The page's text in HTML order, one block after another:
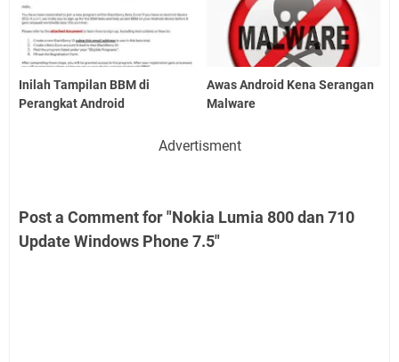
Inilah Tampilan BBM di
Perangkat Android
Awas Android Kena Serangan
Malware
Advertisment
Post a Comment for "Nokia Lumia 800 dan 710
Update Windows Phone 7.5"